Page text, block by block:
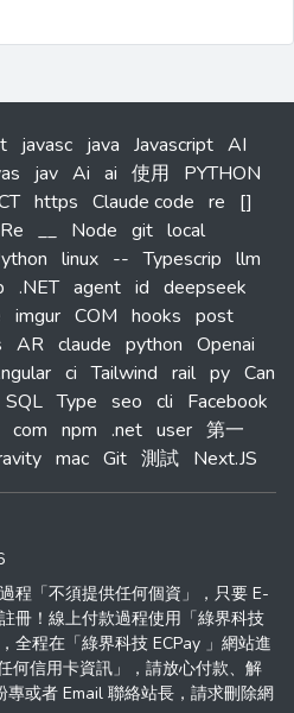
javasc java Javascript AI
jav Ai ai 使用
PYTHON
https Claude code re
[]
Re __ Node git local
linux -- Typescrip llm
.NET agent id deepseek
imgur COM hooks post
AR claude python Openai
ci Tailwind rail py Can
SQL Type seo cli
Facebook
com npm .net user 第一
mac Git 測試 Next.JS
程「不須提供任何個資」，只要 E-
冊！線上付款過程使用「綠界科技
全程在「綠界科技 ECPay 」網站進
何信用卡資訊」，請放心付款、解
或者 Email 聯絡站長，請求刪除網